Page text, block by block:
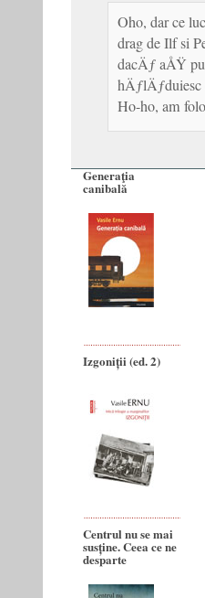
Oho, dar ce
drag de Ilf si
dacÄƒ aÅŸ
Ho-ho, am
Generaţia
canibală
Izgoniții (ed. 2)
Centrul nu se mai
susține. Ceea ce ne
desparte